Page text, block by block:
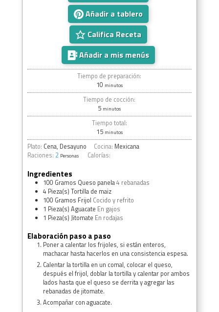
Añadir a tablero
Califica Receta
Añadir a mis menús
Tiempo de preparación:
10 minutos
Tiempo de cocción:
5 minutos
Tiempo total:
15 minutos
Plato: Cena, Desayuno Cocina: Mexicana
Raciones: 2 Personas Calorías:
Ingredientes
100 Gramos Queso panela4 rebanadas
4 Pieza(s) Tortilla de maiz
100 Gramos Frijol Cocido y refrito
1 Pieza(s) Aguacate En gajos
1 Pieza(s) Jitomate En rodajas
Elaboración paso a paso
Poner a calentar los frijoles, si están enteros,
machacar hasta hacerlos en una consistencia espesa.
Calentar la tortilla en un comal, colocar el queso,
después el frijol, doblar la tortilla y calentar por ambos
lados hasta que el queso se derrita y agregar las
rebanadas de jitomate.
Acompañar con aguacate.